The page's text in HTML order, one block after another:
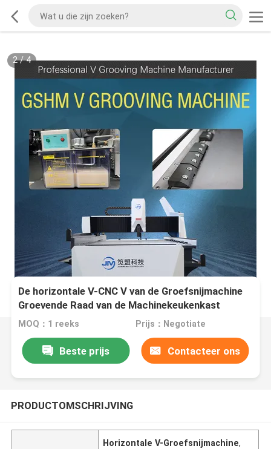
2/4
De horizontale V-CNC V van de Groefsnijmachine
Groevende Raad van de Machinekeukenkast
MOQ：1 reeks Prijs：Negotiate
Beste prijs Contacteer ons
PRODUCTOMSCHRIJVING
Horizontale V-Groefsnijmachine,